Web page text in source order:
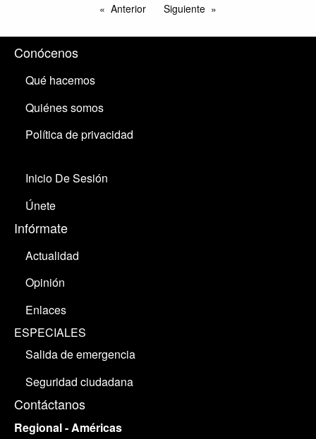
Anterior Siguiente
Conócenos
Qué hacemos
Quiénes somos
Política de privacidad
Inicio De Sesión
Únete
Infórmate
Actualidad
Opinión
Enlaces
ESPECIALES
Salida de emergencia
Seguridad ciudadana
Contáctanos
Regional - Américas